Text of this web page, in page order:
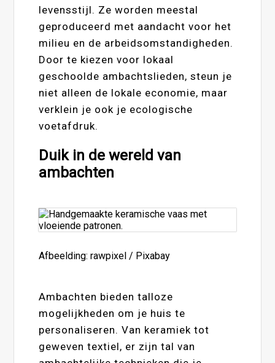
levensstijl. Ze worden meestal
geproduceerd met aandacht voor het
milieu en de arbeidsomstandigheden.
Door te kiezen voor lokaal
geschoolde ambachtslieden, steun je
niet alleen de lokale economie, maar
verklein je ook je ecologische
voetafdruk.
Duik in de wereld van
ambachten
Afbeelding: rawpixel / Pixabay
Ambachten bieden talloze
mogelijkheden om je huis te
personaliseren. Van keramiek tot
geweven textiel, er zijn tal van